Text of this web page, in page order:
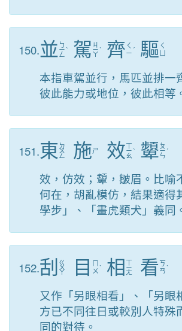
150.並 ㄅ
ㄧ
ㄥ
ˋ 駕 ㄐ
ㄧ
ㄚ
ˋ 齊 ㄑ
ㄧ ˊ 驅 ㄑ
本指車駕並行，馬匹並排一
彼此能力或地位，彼此相等
151.東 ㄉ
ㄨ
ㄥ 施ㄕ 效ㄒ
ㄧ
ㄠ
ˋ 顰 ㄆ
ㄧ
ㄣ
ˊ
效，仿效；顰，皺眉。比喻
何在，胡亂模仿，結果適得
學步」、「畫虎類犬」義同
152.刮 ㄍ
ㄨ
ㄚ 目
ㄇ
ㄨ ˋ 相 ㄒ
ㄧ
ㄤ 看 ㄎ
ㄢˋ
又作「另眼相看」、「另眼
方已不同往日或較別人特殊
同的對待。